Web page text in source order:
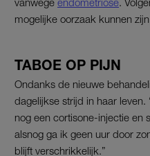
mogelijke oorzaak kunnen
TABOE OP PIJN
Ondanks de nieuwe
dagelijkse strijd in haar
nog een cortisone-injectie en
alsnog ga ik geen uur door
blijft verschrikkelijk.”